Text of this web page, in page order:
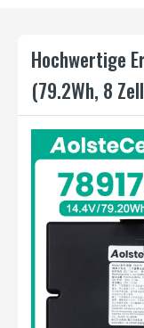
Hochwertige
(79.2Wh, 8